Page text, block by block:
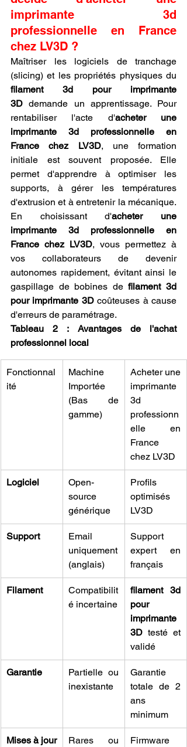
imprimante 3d
professionnelle en France
chez LV3D ?
Maîtriser les logiciels de tranchage
filament 3d pour imprimante
3D demande un apprentissage. Pour
rentabiliser l'acte d'acheter une
imprimante 3d professionnelle en
France chez LV3D, une formation
initiale est souvent proposée. Elle
permet d'apprendre à optimiser les
supports, à gérer les températures
d'extrusion et à entretenir la mécanique.
En choisissant d'acheter une
imprimante 3d professionnelle en
France chez LV3D, vous permettez à
vos collaborateurs de devenir
autonomes rapidement, évitant ainsi le
gaspillage de bobines de filament 3d
pour imprimante 3D coûteuses à cause
d'erreurs de paramétrage.
Tableau 2 : Avantages de l'achat
professionnel local
Fonctionnal
ité
Machine
Importée
(Bas de
gamme)
Acheter une
imprimante
3d
professionn
elle en
France
chez LV3D
Logiciel
Open-
source
générique
Profils
optimisés
LV3D
Support
Email
uniquement
(anglais)
Support
expert en
français
Filament
Compatibilit
é incertaine
filament 3d
pour
imprimante
3D testé et
validé
Garantie
Partielle ou
inexistante
Garantie
totale de 2
ans
minimum
Mises à jour
Rares ou
Firmware